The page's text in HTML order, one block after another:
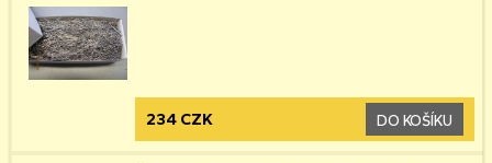
234 CZK DO KOŠÍKU